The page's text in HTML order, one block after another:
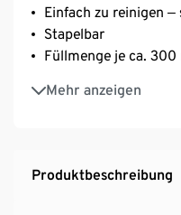
Einfach zu reinigen
Stapelbar
Füllmenge je ca. 300
Mehr anzeigen
Mit 100-ml-
Produktbeschreibung